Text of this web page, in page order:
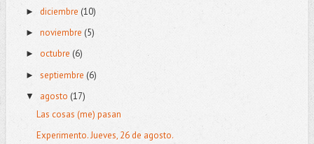
► diciembre (10)
► noviembre (5)
► octubre (6)
► septiembre (6)
▼ agosto (17)
Las cosas (me) pasan
Experimento. Jueves, 26 de agosto.